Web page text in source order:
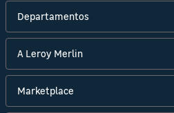
Departamentos
A Leroy Merlin
Marketplace